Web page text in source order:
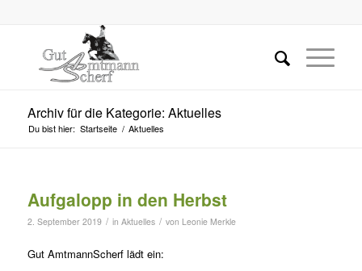
Archiv für die Kategorie: Aktuelles
Du bist hier: Startseite / Aktuelles
Aufgalopp in den Herbst
2. September 2019 / in Aktuelles / von Leonie Merkle
Gut AmtmannScherf lädt ein: